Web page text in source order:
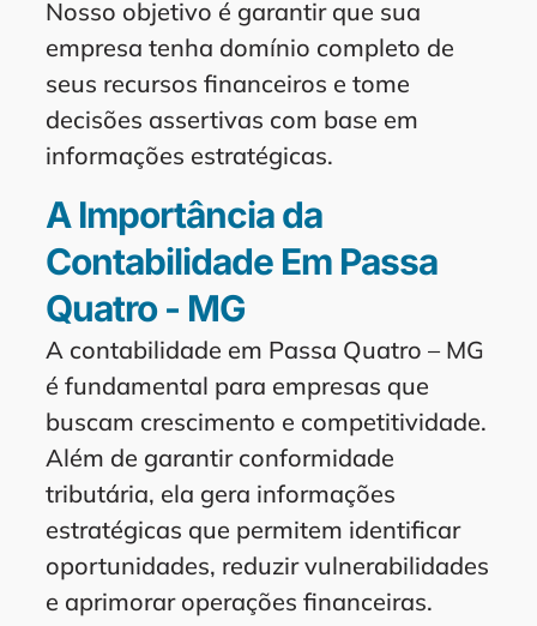
Nosso objetivo é garantir que sua
empresa tenha domínio completo de
seus recursos financeiros e tome
decisões assertivas com base em
informações estratégicas.
A Importância da
Contabilidade Em Passa
Quatro - MG
A contabilidade em Passa Quatro – MG
é fundamental para empresas que
buscam crescimento e competitividade.
Além de garantir conformidade
tributária, ela gera informações
estratégicas que permitem identificar
oportunidades, reduzir vulnerabilidades
e aprimorar operações financeiras.